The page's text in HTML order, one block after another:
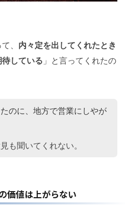
、 内々定を出してくれたとき
している 」と言ってくれたの
のに、地方で営業にしやが
も聞いてくれない。
価値は上がらない